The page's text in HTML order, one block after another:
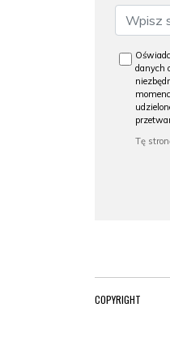
danych
COPYRIGHT